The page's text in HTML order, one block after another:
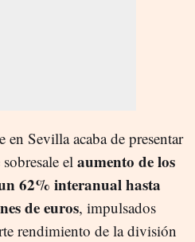
Sevilla acaba de presentar
el aumento de los
62% interanual hasta
de euros, impulsados
rendimiento de la división